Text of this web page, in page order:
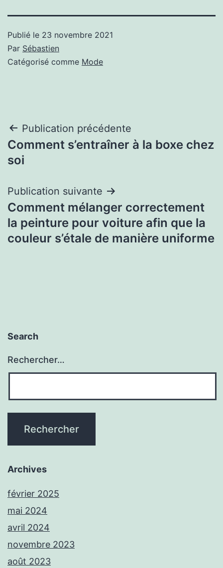
Publié le 23 novembre 2021
Par Sébastien
Catégorisé comme Mode
Navigation
de
Publication précédente
Comment s’entraîner à la boxe chez
soi
Publication suivante
Comment mélanger correctement
la peinture pour voiture afin que la
couleur s’étale de manière uniforme
Search
Rechercher…
Archives
février 2025
mai 2024
avril 2024
novembre 2023
août 2023